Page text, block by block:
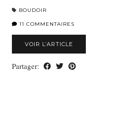
BOUDOIR
11 COMMENTAIRES
VOIR L’ARTICLE
Partager: